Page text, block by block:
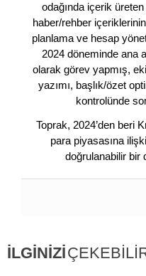
odağında içerik
haber/rehber
planlama ve hesap
2024 döneminde ana
olarak görev yapmış,
yazımı, başlık/özet
kontrolünde
Toprak, 2024’den beri
para piyasasına
doğrulanabilir bir
İLGİNİZİ